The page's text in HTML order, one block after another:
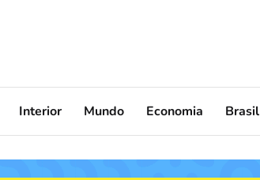
Interior Mundo Economia Brasil